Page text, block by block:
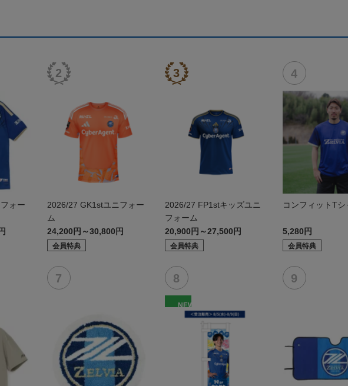
ォー
2026/27 GK1stユニフォー
ム
24,200円～30,800円
会員特典
2026/27 FP1stキッズユニ
フォーム
20,900円～27,500円
会員特典
コンフィットTシ
5,280円
会員特典
NEW